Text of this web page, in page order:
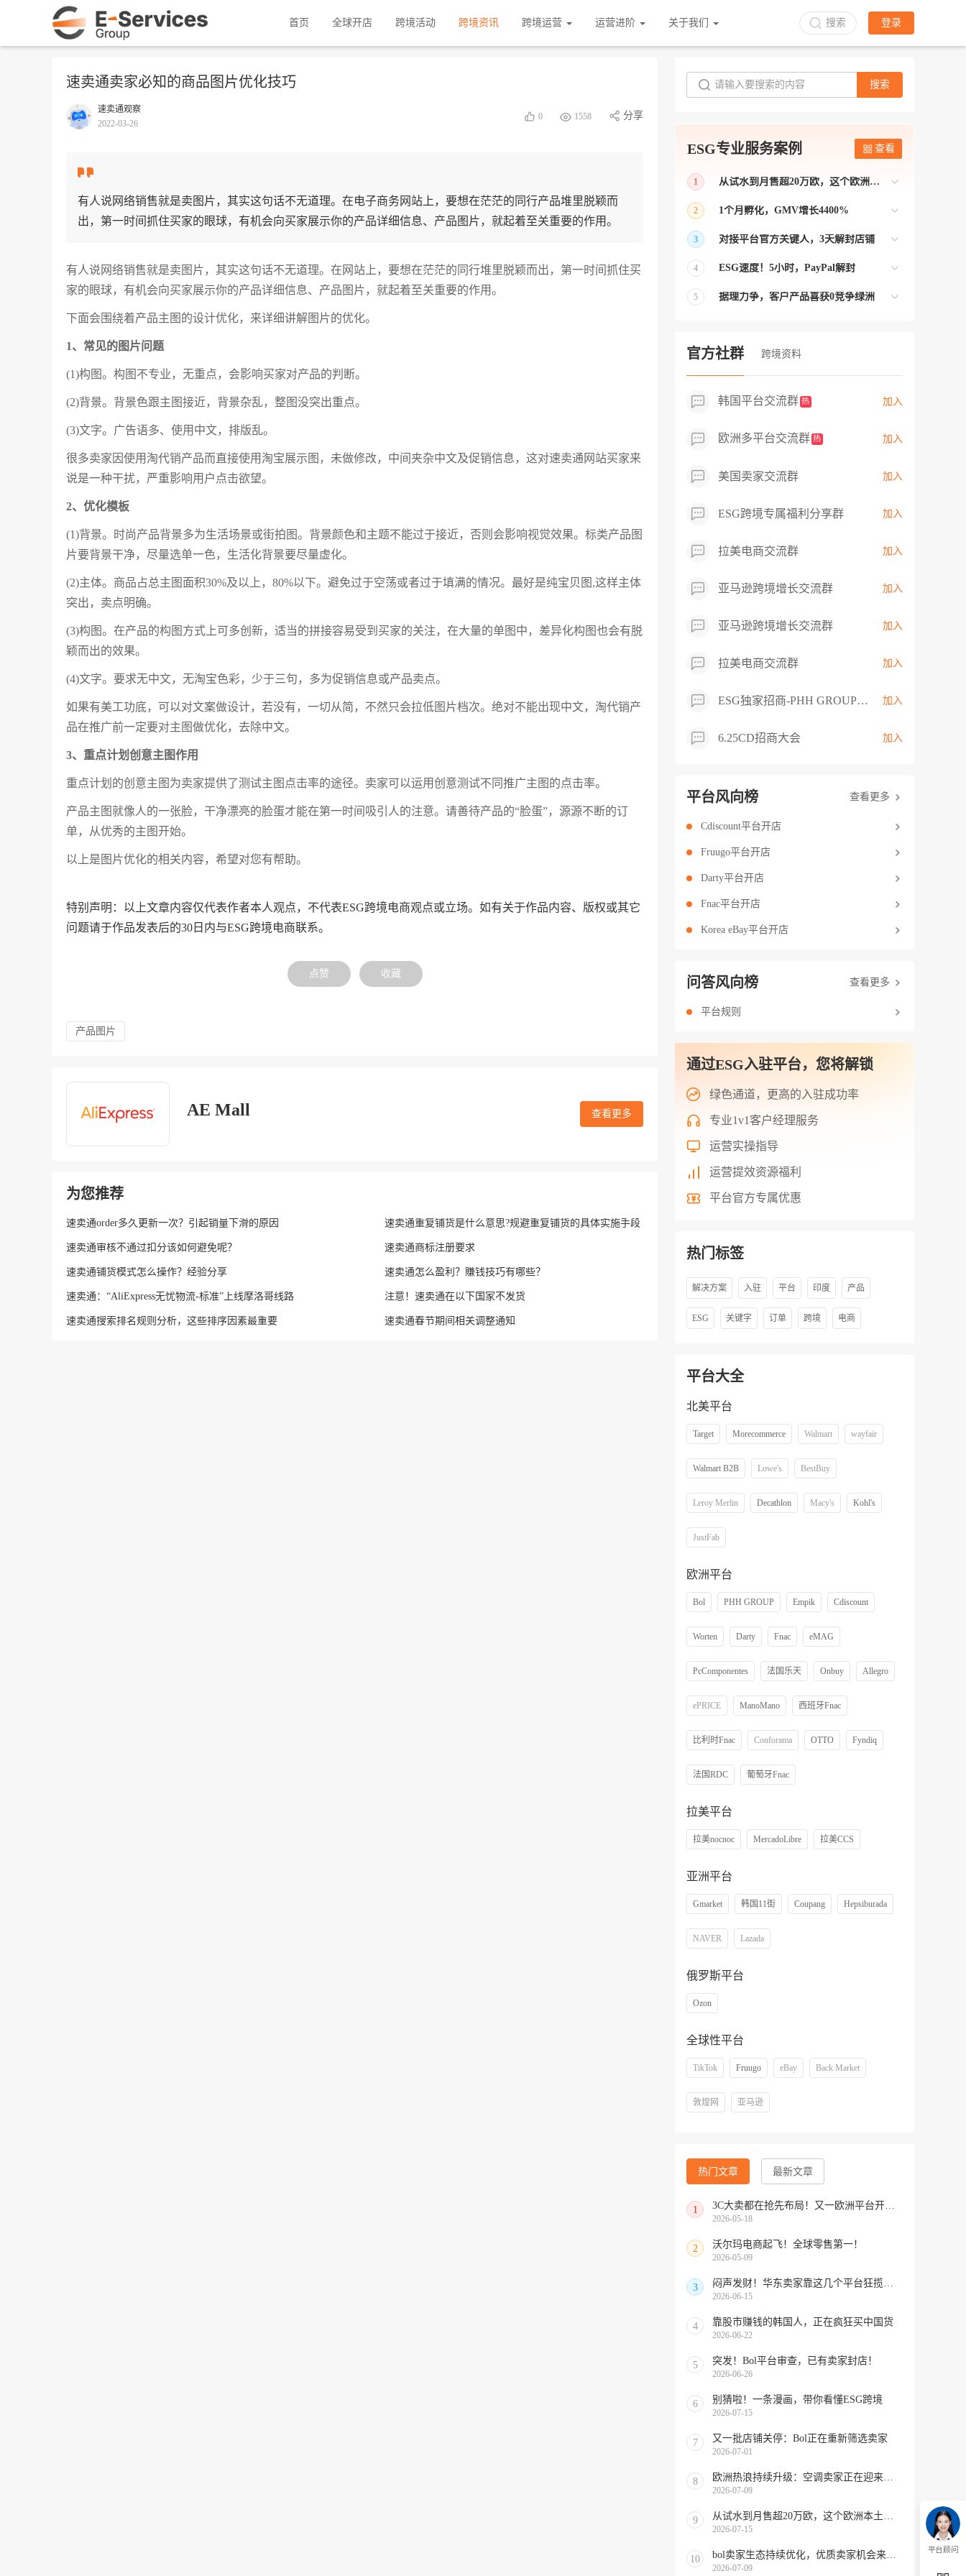
首页 全球开店 跨境活动 跨境资讯 跨境运营 运营进阶 关于我们 搜索 登录
速卖通卖家必知的商品图片优化技巧
速卖通观察
2022-03-26
0 1558 分享
有人说网络销售就是卖图片，其实这句话不无道理。在电子商务网站上，要想在茫茫的同行产品堆里脱颖而
出，第一时间抓住买家的眼球，有机会向买家展示你的产品详细信息、产品图片，就起着至关重要的作用。
有人说网络销售就是卖图片，其实这句话不无道理。在网站上，要想在茫茫的同行堆里脱颖而出，第一时间抓住买
家的眼球，有机会向买家展示你的产品详细信息、产品图片，就起着至关重要的作用。
下面会围绕着产品主图的设计优化，来详细讲解图片的优化。
1、常见的图片问题
(1)构图。构图不专业，无重点，会影响买家对产品的判断。
(2)背景。背景色跟主图接近，背景杂乱，整图没突出重点。
(3)文字。广告语多、使用中文，排版乱。
很多卖家因使用淘代销产品而直接使用淘宝展示图，未做修改，中间夹杂中文及促销信息，这对速卖通网站买家来
说是一种干扰，严重影响用户点击欲望。
2、优化模板
(1)背景。时尚产品背景多为生活场景或街拍图。背景颜色和主题不能过于接近，否则会影响视觉效果。标类产品图
片要背景干净，尽量选单一色，生活化背景要尽量虚化。
(2)主体。商品占总主图面积30%及以上，80%以下。避免过于空荡或者过于填满的情况。最好是纯宝贝图,这样主体
突出，卖点明确。
(3)构图。在产品的构图方式上可多创新，适当的拼接容易受到买家的关注，在大量的单图中，差异化构图也会有脱
颖而出的效果。
(4)文字。要求无中文，无淘宝色彩，少于三句，多为促销信息或产品卖点。
如果有美工功底，可以对文案做设计，若没有，一切从简，不然只会拉低图片档次。绝对不能出现中文，淘代销产
品在推广前一定要对主图做优化，去除中文。
3、重点计划创意主图作用
重点计划的创意主图为卖家提供了测试主图点击率的途径。卖家可以运用创意测试不同推广主图的点击率。
产品主图就像人的一张脸，干净漂亮的脸蛋才能在第一时间吸引人的注意。请善待产品的“脸蛋”，源源不断的订
单，从优秀的主图开始。
以上是图片优化的相关内容，希望对您有帮助。
特别声明：以上文章内容仅代表作者本人观点，不代表ESG跨境电商观点或立场。如有关于作品内容、版权或其它
问题请于作品发表后的30日内与ESG跨境电商联系。
点赞 收藏
产品图片
AE Mall 查看更多
为您推荐
速卖通order多久更新一次？引起销量下滑的原因 速卖通重复铺货是什么意思?规避重复铺货的具体实施手段
速卖通审核不通过扣分该如何避免呢？ 速卖通商标注册要求
速卖通铺货模式怎么操作？经验分享 速卖通怎么盈利？賺钱技巧有哪些？
速卖通：“AliExpress无忧物流-标准”上线摩洛哥线路 注意！速卖通在以下国家不发货
速卖通搜索排名规则分析，这些排序因素最重要 速卖通春节期间相关调整通知
搜索
ESG专业服务案例 查看
1
从试水到月售超20万欧，这个欧洲本土平台被低估了
2
1个月孵化，GMV增长4400%
业】 >> Gmarket卖家店铺经过ESG跨境客
3
对接平台官方关键人，3天解封店铺
跨境帮我解决了韩国平台店铺异常问题
4
ESG速度！5小时，PayPal解封
ESG拥有Paypal支付和Onbuy平台双绿通道
5
据理力争，客户产品喜获0竞争绿洲
取机会，卖家成功上架市场热卖而平台稀
缺产品，拓展了西班牙新商机！
官方社群 跨境资料
韩国平台交流群 热 加入
欧洲多平台交流群 热 加入
美国卖家交流群 加入
ESG跨境专属福利分享群 加入
拉美电商交流群 加入
亚马逊跨境增长交流群 加入
亚马逊跨境增长交流群 加入
拉美电商交流群 加入
ESG独家招商-PHH GROUP卖家交流群 加入
6.25CD招商大会 加入
平台风向榜 查看更多
Cdiscount平台开店
Fruugo平台开店
Darty平台开店
Fnac平台开店
Korea eBay平台开店
问答风向榜 查看更多
平台规则
通过ESG入驻平台，您将解锁
绿色通道，更高的入驻成功率
专业1v1客户经理服务
运营实操指导
运营提效资源福利
平台官方专属优惠
热门标签
解决方案 入驻 平台 印度 产品
ESG 关键字 订单 跨境 电商
平台大全
北美平台
Target Morecommerce Walmart wayfair
Walmart B2B Lowe's BestBuy
Leroy Merlin Decathlon Macy's Kohl's
JustFab
欧洲平台
Bol PHH GROUP Empik Cdiscount
Worten Darty Fnac eMAG
PcComponentes 法国乐天 Onbuy Allegro
ePRICE ManoMano 西班牙Fnac
比利时Fnac Conforama OTTO Fyndiq
法国RDC 葡萄牙Fnac
拉美平台
拉美nocnoc MercadoLibre 拉美CCS
亚洲平台
Gmarket 韩国11街 Coupang Hepsiburada
NAVER Lazada
俄罗斯平台
Ozon
全球性平台
TikTok Fruugo eBay Back Market
敦煌网 亚马逊
热门文章 最新文章
1 3C大卖都在抢先布局！又一欧洲平台开放中国招商
2026-05-18
2 沃尔玛电商起飞！全球零售第一！
2026-05-09
3 闷声发财！华东卖家靠这几个平台狂揽北美订单，华南机会来了！
2026-06-15
4 靠股市赚钱的韩国人，正在疯狂买中国货
2026-06-22
5 突发！Bol平台审查，已有卖家封店！
2026-06-26
6 别猜啦！一条漫画，带你看懂ESG跨境
2026-07-15
7 又一批店铺关停：Bol正在重新筛选卖家
2026-07-01
8 欧洲热浪持续升级：空调卖家正在迎来窗口期！
2026-07-09
9 从试水到月售超20万欧，这个欧洲本土平台被低估了
2026-07-15
10 bol卖家生态持续优化，优质卖家机会来啦！
2026-07-09
平台顾问